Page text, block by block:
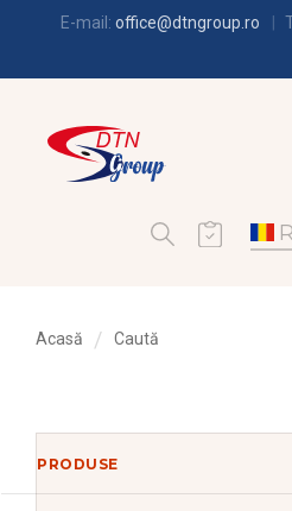
E-mail: office@dtngroup.ro
Acasă Caută
PRODUSE